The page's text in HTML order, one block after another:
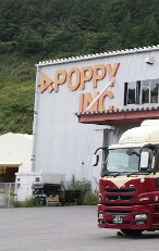
会員登録・取引申
リンク
JDCA(ディスプレ
店舗情報・営業日